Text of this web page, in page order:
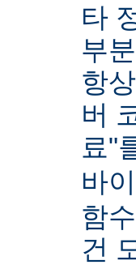
타
부
항
버
료"
바
함
건